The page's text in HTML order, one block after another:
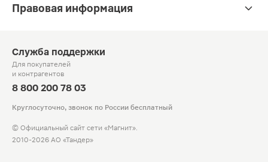
Правовая информация
Служба поддержки
Для покупателей
и контрагентов
8 800 200 78 03
Круглосуточно, звонок по России бесплатный
© Официальный сайт сети «Магнит».
2010-2026 АО «Тандер»